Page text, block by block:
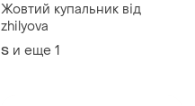
Жовтий купальник від
zhilyova
S и еще 1